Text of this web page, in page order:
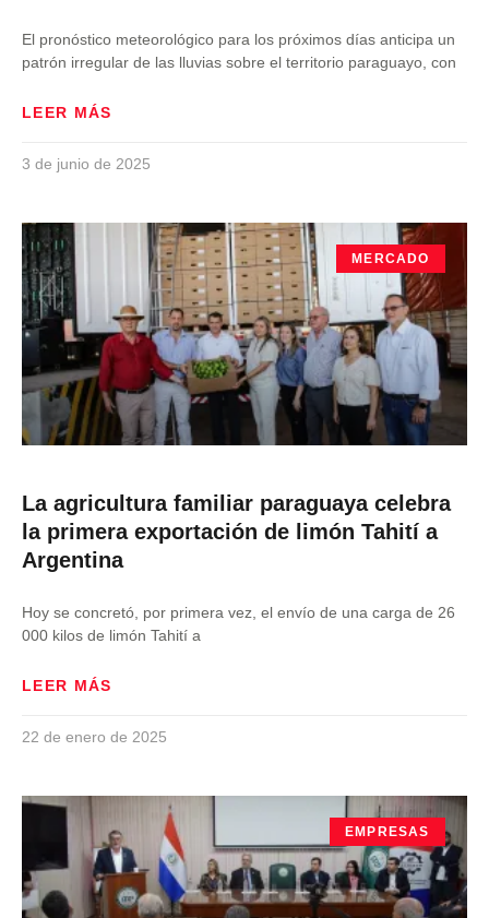
El pronóstico meteorológico para los próximos días anticipa un
patrón irregular de las lluvias sobre el territorio paraguayo, con
LEER MÁS
3 de junio de 2025
MERCADO
La agricultura familiar paraguaya celebra
la primera exportación de limón Tahití a
Argentina
Hoy se concretó, por primera vez, el envío de una carga de 26
000 kilos de limón Tahití a
LEER MÁS
22 de enero de 2025
EMPRESAS